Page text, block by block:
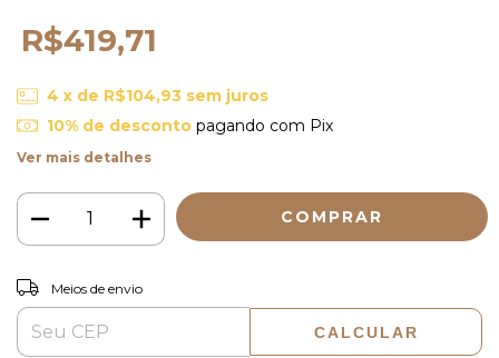
R$419,71
4 x de R$104,93 sem juros
10% de descontopagando com Pix
Ver mais detalhes
Entregas para o CEP:
Meios de envio
CALCULAR